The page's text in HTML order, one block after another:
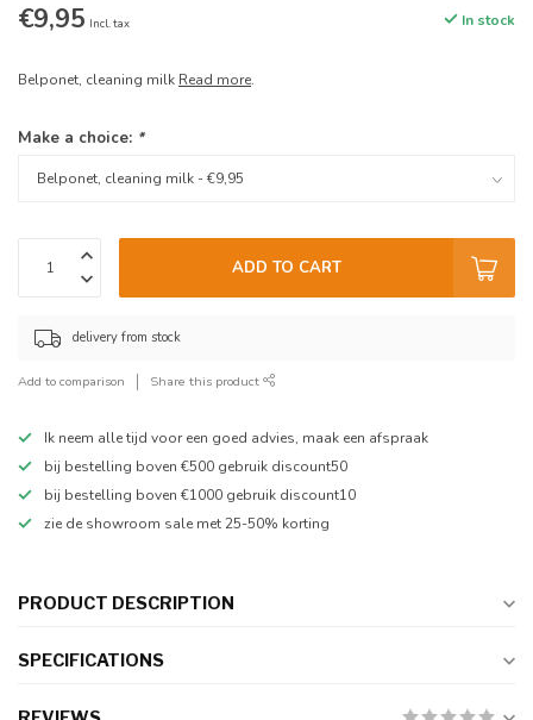
€9,95 Incl. tax In stock
Belponet, cleaning milk Read more.
Make a choice: *
ADD TO CART
delivery from stock
Add to comparison Share this product
Ik neem alle tijd voor een goed advies, maak een afspraak
bij bestelling boven €500 gebruik discount50
bij bestelling boven €1000 gebruik discount10
zie de showroom sale met 25-50% korting
PRODUCT DESCRIPTION
SPECIFICATIONS